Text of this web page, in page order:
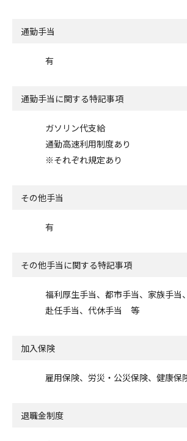
通勤手当
有
通勤手当に関する特記事項
ガソリン代支給
通勤高速利用制度あり
※それぞれ規定あり
その他手当
有
その他手当に関する特記事項
福利厚生手当、都市手当、家族手当
赴任手当、代休手当 等
加入保険
雇用保険、労災・公災保険、健康保
退職金制度